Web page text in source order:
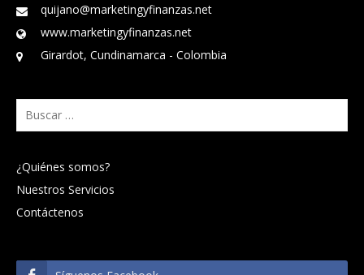
quijano@marketingyfinanzas.net
www.marketingyfinanzas.net
Girardot, Cundinamarca - Colombia
Buscar:
¿Quiénes somos?
Nuestros Servicios
Contáctenos